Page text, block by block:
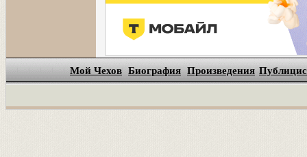
Мой Чехов Биография Произведения